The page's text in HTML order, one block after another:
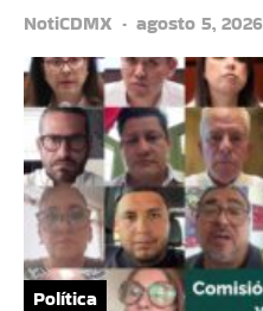
NotiCDMX
agosto 5, 2026
Política